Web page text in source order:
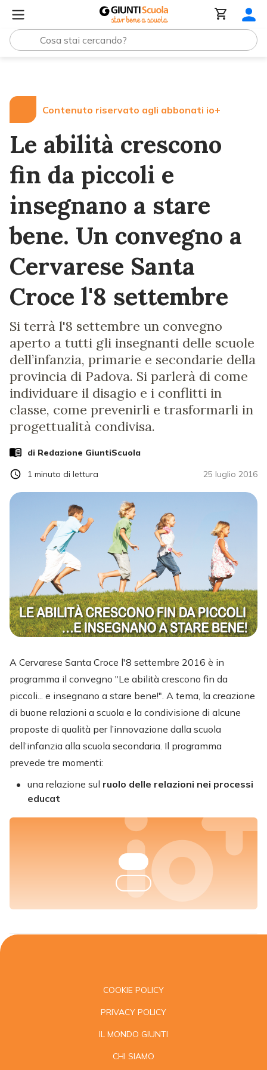
Contenuto riservato agli abbonati io+
Le abilità crescono
fin da piccoli e
insegnano a stare
bene. Un convegno a
Cervarese Santa
Croce l'8 settembre
Si terrà l'8 settembre un convegno
aperto a tutti gli insegnanti delle scuole
dell’infanzia, primarie e secondarie della
provincia di Padova. Si parlerà di come
individuare il disagio e i conflitti in
classe, come prevenirli e trasformarli in
progettualità condivisa.
di Redazione GiuntiScuola
25 luglio 2016
1 minuto di lettura
A Cervarese Santa Croce l'8 settembre 2016 è in
programma il convegno "Le abilità crescono fin da
piccoli... e insegnano a stare bene!". A tema, la creazione
di buone relazioni a scuola e la condivisione di alcune
proposte di qualità per l’innovazione dalla scuola
dell’infanzia alla scuola secondaria. Il programma
prevede tre momenti:
una relazione sul ruolo delle relazioni nei processi
educat
COOKIE POLICY
PRIVACY POLICY
IL MONDO GIUNTI
CHI SIAMO